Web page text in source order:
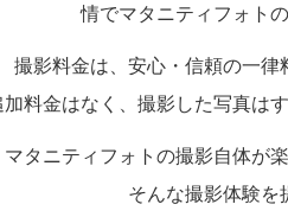
情でマタニティフォト
撮影料金は、安心・信頼の一律
加料金はなく、撮影した写真は
マタニティフォトの撮影自体が
そんな撮影体験を